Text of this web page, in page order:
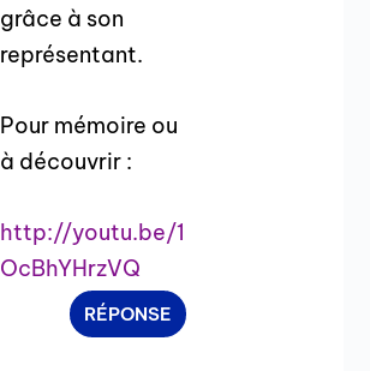
grâce à son
représentant.
Pour mémoire ou
à découvrir :
http://youtu.be/1
OcBhYHrzVQ
RÉPONSE